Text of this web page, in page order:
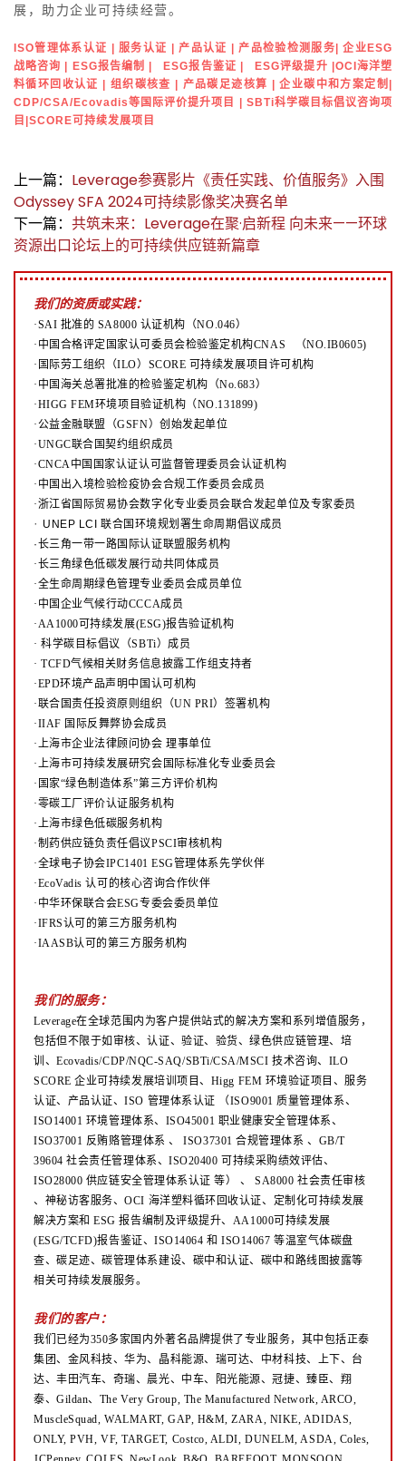
展，助力企业可持续经营。
ISO管理体系认证 | 服务认证 | 产品认证 | 产品检验检测服务| 企业ESG
战略咨询 | ESG报告编制 | ESG报告鉴证 | ESG评级提升 |OCI海洋塑
料循环回收认证 | 组织碳核查 | 产品碳足迹核算 | 企业碳中和方案定制|
CDP/CSA/Ecovadis等国际评价提升项目 | SBTi科学碳目标倡议咨询项
目|SCORE可持续发展项目
上一篇： Leverage参赛影片《责任实践、价值服务》入围
Odyssey SFA 2024可持续影像奖决赛名单
下一篇： 共筑未来：Leverage在聚·启新程 向未来——环球
资源出口论坛上的可持续供应链新篇章
我们的资质或实践：
·SAI 批准的 SA8000 认证机构（NO.046）
·中国合格评定国家认可委员会检验鉴定机构CNAS （NO.IB0605)
·国际劳工组织（ILO）SCORE 可持续发展项目许可机构
·中国海关总署批准的检验鉴定机构（No.683）
·HIGG FEM环境项目验证机构（NO.131899)
·公益金融联盟（GSFN）创始发起单位
·UNGC联合国契约组织成员
·CNCA中国国家认证认可监督管理委员会认证机构
·中国出入境检验检疫协会合规工作委员会成员
·浙江省国际贸易协会数字化专业委员会联合发起单位及专家委员
· UNEP LCI 联合国环境规划署生命周期倡议成员
·长三角一带一路国际认证联盟服务机构
·长三角绿色低碳发展行动共同体成员
·全生命周期绿色管理专业委员会成员单位
·中国企业气候行动CCCA成员
·AA1000可持续发展(ESG)报告验证机构
·科学碳目标倡议（SBTi）成员
·TCFD气候相关财务信息披露工作组支持者
·EPD环境产品声明中国认可机构
·联合国责任投资原则组织（UN PRI）签署机构
·IIAF 国际反舞弊协会成员
·上海市企业法律顾问协会 理事单位
·上海市可持续发展研究会国际标准化专业委员会
·国家“绿色制造体系”第三方评价机构
·零碳工厂评价认证服务机构
·上海市绿色低碳服务机构
·制药供应链负责任倡议PSCI审核机构
·全球电子协会IPC1401 ESG管理体系先学伙伴
·EcoVadis 认可的核心咨询合作伙伴
·中华环保联合会ESG专委会委员单位
·IFRS认可的第三方服务机构
·IAASB认可的第三方服务机构
我们的服务：
Leverage在全球范围内为客户提供站式的解决方案和系列增值服务，
包括但不限于如审核、认证、验证、验货、绿色供应链管理、培
训、Ecovadis/CDP/NQC-SAQ/SBTi/CSA/MSCI 技术咨询、ILO
SCORE 企业可持续发展培训项目、Higg FEM 环境验证项目、服务
认证、产品认证、ISO 管理体系认证
（ISO9001 质量管理体系、
ISO14001 环境管理体系、ISO45001 职业健康安全管理体系、
ISO37001 反贿赂管理体系、ISO37301 合规管理体系 、GB/T
39604 社会责任管理体系、ISO20400 可持续采购绩效评估、
ISO28000 供应链安全管理体系认证等）、SA8000 社会责任审核
、神秘访客服务、OCI 海洋塑料循环回收认证、定制化可持续发展
解决方案和 ESG 报告编制及评级提升、AA1000可持续发展
(ESG/TCFD)报告鉴证、ISO14064 和 ISO14067 等温室气体碳盘
查、碳足迹、碳管理体系建设、碳中和认证、碳中和路线图披露等
相关可持续发展服务。
我们的客户：
我们已经为350多家国内外著名品牌提供了专业服务，其中包括正泰
集团、金风科技、华为、晶科能源、瑞可达、中材科技、上下、台
达、丰田汽车、奇瑞、晨光、中车、阳光能源、冠捷、臻臣、翔
泰、Gildan、The Very Group, The Manufactured Network, ARCO,
MuscleSquad, WALMART, GAP, H&M, ZARA, NIKE, ADIDAS,
ONLY, PVH, VF, TARGET, Costco, ALDI, DUNELM, ASDA, Coles,